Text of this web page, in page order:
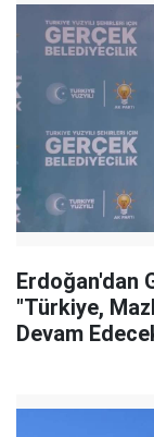
Erdoğan'dan
"Türkiye,
Devam